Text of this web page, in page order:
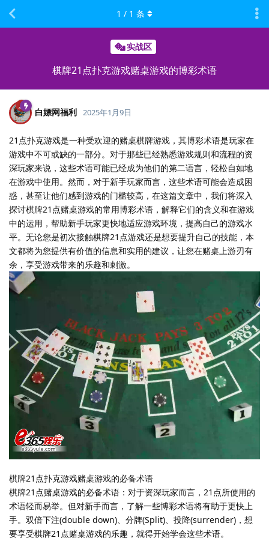
实战区
棋牌21点扑克游戏赌桌游戏的博彩术语
1 / 1 条
白嫖网福利 2025年1月9日
21点扑克游戏是一种受欢迎的赌桌棋牌游戏，其博彩术语是玩家在
游戏中不可或缺的一部分。对于那些已经熟悉游戏规则和流程的资
深玩家来说，这些术语可能已经成为他们的第二语言，轻松自如地
在游戏中使用。然而，对于新手玩家而言，这些术语可能会造成困
惑，甚至让他们感到游戏的门槛较高，在这篇文章中，我们将深入
探讨棋牌21点赌桌游戏的常用博彩术语，解释它们的含义和在游戏
中的运用，帮助新手玩家更快地适应游戏环境，提高自己的游戏水
平。无论您是初次接触棋牌21点游戏还是想要提升自己的技能，本
文都将为您提供有价值的信息和实用的建议，让您在赌桌上游刃有
余，享受游戏带来的乐趣和刺激。
棋牌21点扑克游戏赌桌游戏的必备术语
棋牌21点赌桌游戏的必备术语：对于资深玩家而言，21点所使用的
术语轻而易举。但对新手而言，了解一些博彩术语将有助于更快上
手。双倍下注(double down)、分牌(Split)、投降(surrender)，想
要享受棋牌21点赌桌游戏的乐趣，就得开始学会这些术语。